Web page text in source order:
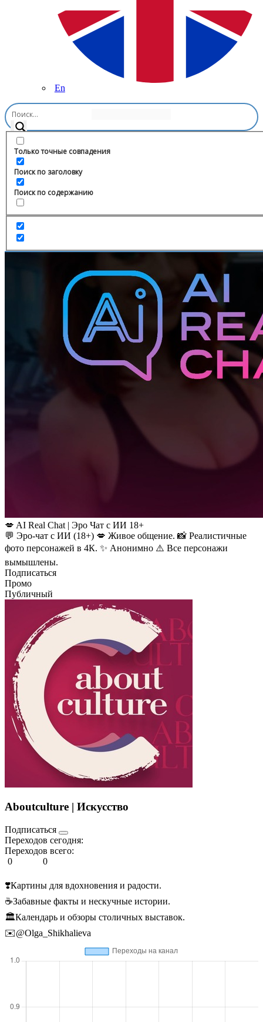
En
Только точные совпадения
Поиск по заголовку
Поиск по содержанию
Главная
💋 AI Real Chat | Эро Чат с ИИ 18+
💬 Эро-чат с ИИ (18+) 💋 Живое общение. 📸 Реалистичные
фото персонажей в 4К. ✨ Анонимно ⚠️ Все персонажи
вымышлены.
Подписаться
Промо
Публичный
Aboutculture | Искусство
Подписаться
Переходов сегодня:
Переходов всего:
0
0
❣️Картины для вдохновения и радости.
☕️Забавные факты и нескучные истории.
🏛️Календарь и обзоры столичных выставок.
✉️@Olga_Shikhalieva